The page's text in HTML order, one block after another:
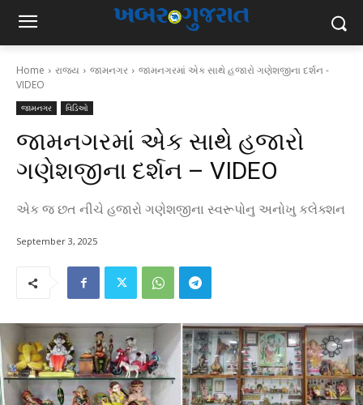
Home રાજ્ય જામનગર
જામનગરમાં એક સાથે હજારો ગણેશજીના દર્શન -
VIDEO
જામનગર વિડિઓ
જામનગરમાં એક સાથે હજારો
ગણેશજીના દર્શન – VIDEO
એક જ છત નીચે હજારો ગણેશજીના સ્વરૂપોનુ અનોખુ કલેક્શન
September 3, 2025